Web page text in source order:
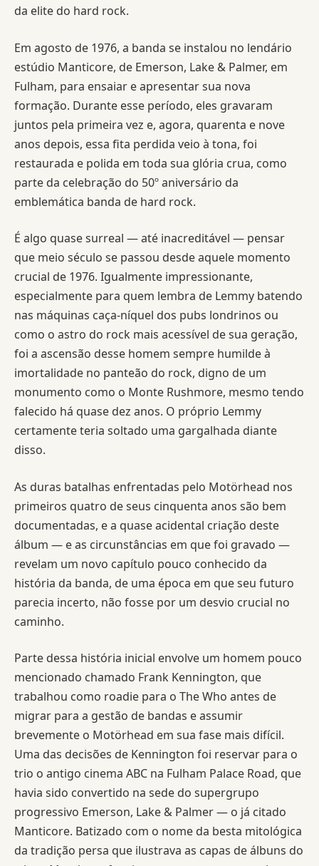
da elite do hard rock.
Em agosto de 1976, a banda se instalou no lendário
estúdio Manticore, de Emerson, Lake & Palmer, em
Fulham, para ensaiar e apresentar sua nova
formação. Durante esse período, eles gravaram
juntos pela primeira vez e, agora, quarenta e nove
anos depois, essa fita perdida veio à tona, foi
restaurada e polida em toda sua glória crua, como
parte da celebração do 50º aniversário da
emblemática banda de hard rock.
É algo quase surreal — até inacreditável — pensar
que meio século se passou desde aquele momento
crucial de 1976. Igualmente impressionante,
especialmente para quem lembra de Lemmy batendo
nas máquinas caça-níquel dos pubs londrinos ou
como o astro do rock mais acessível de sua geração,
foi a ascensão desse homem sempre humilde à
imortalidade no panteão do rock, digno de um
monumento como o Monte Rushmore, mesmo tendo
falecido há quase dez anos. O próprio Lemmy
certamente teria soltado uma gargalhada diante
disso.
As duras batalhas enfrentadas pelo Motörhead nos
primeiros quatro de seus cinquenta anos são bem
documentadas, e a quase acidental criação deste
álbum — e as circunstâncias em que foi gravado —
revelam um novo capítulo pouco conhecido da
história da banda, de uma época em que seu futuro
parecia incerto, não fosse por um desvio crucial no
caminho.
Parte dessa história inicial envolve um homem pouco
mencionado chamado Frank Kennington, que
trabalhou como roadie para o The Who antes de
migrar para a gestão de bandas e assumir
brevemente o Motörhead em sua fase mais difícil.
Uma das decisões de Kennington foi reservar para o
trio o antigo cinema ABC na Fulham Palace Road, que
havia sido convertido na sede do supergrupo
progressivo Emerson, Lake & Palmer — o já citado
Manticore. Batizado com o nome da besta mitológica
da tradição persa que ilustrava as capas de álbuns do